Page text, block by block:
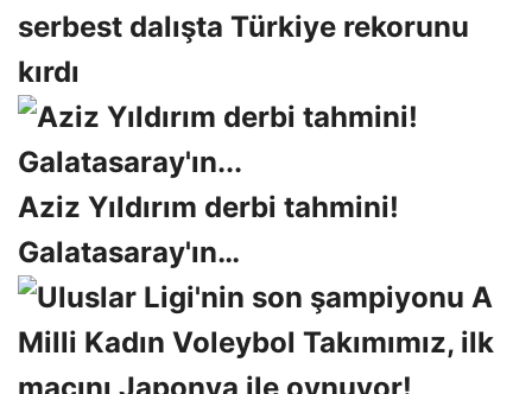
serbest dalışta Türkiye rekorunu
kırdı
Aziz Yıldırım derbi tahmini!
Galatasaray'ın…